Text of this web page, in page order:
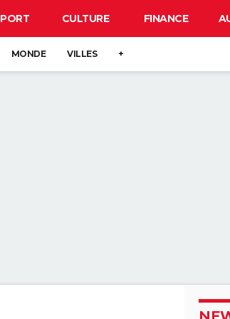
CULTURE FINANCE
MONDE VILLES +